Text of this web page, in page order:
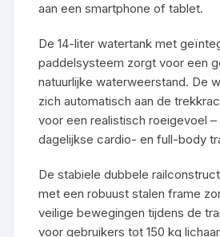
aan een smartphone of tablet.
De 14-liter watertank met
paddelsysteem zorgt voor een
natuurlijke waterweerstand. De
zich automatisch aan de
voor een realistisch roeigevoel –
dagelijkse cardio- en full-body
De stabiele dubbele
met een robuust stalen frame
veilige bewegingen tijdens de
voor gebruikers tot 150 kg